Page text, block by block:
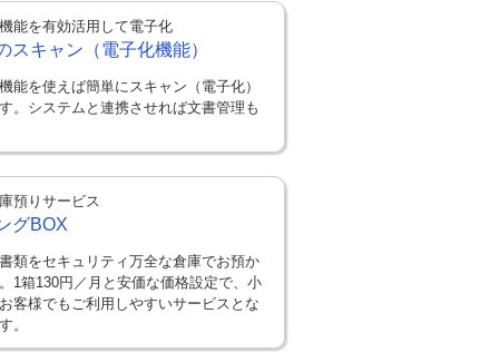
能を有効活用して電子化
スキャン（電子化機能）
能を使えば簡単にスキャン（電子化）
。システムと連携させれば文書管理も
預りサービス
グBOX
類をセキュリティ万全な倉庫でお預か
1箱130円／月と安価な価格設定で、小
客様でもご利用しやすいサービスとな
。